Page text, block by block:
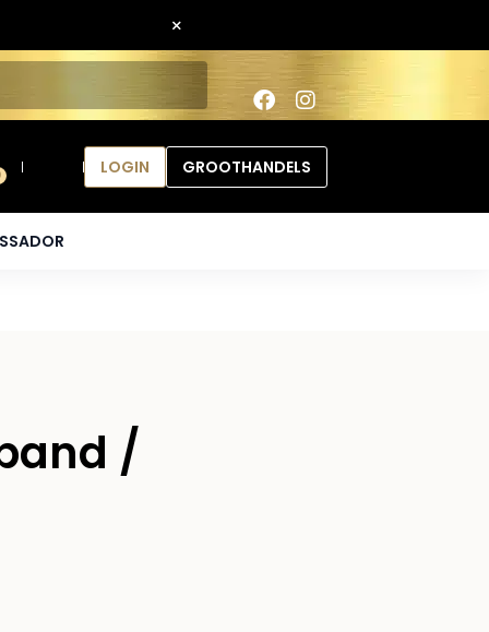
×
LOGIN GROOTHANDELS
/